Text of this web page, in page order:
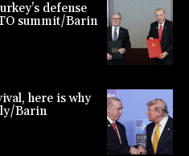
defense
summit/Barin
here is why
Barin